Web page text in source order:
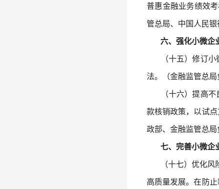
普惠金融业务绩效
管总局、中国人民
六、强化小微企
（十五）修订小微
法。（金融监管总局
（十六）提高不良
款核销政策，以试
政部、金融监管总局
七、完善小微企
（十七）优化风险
高质量发展。在防